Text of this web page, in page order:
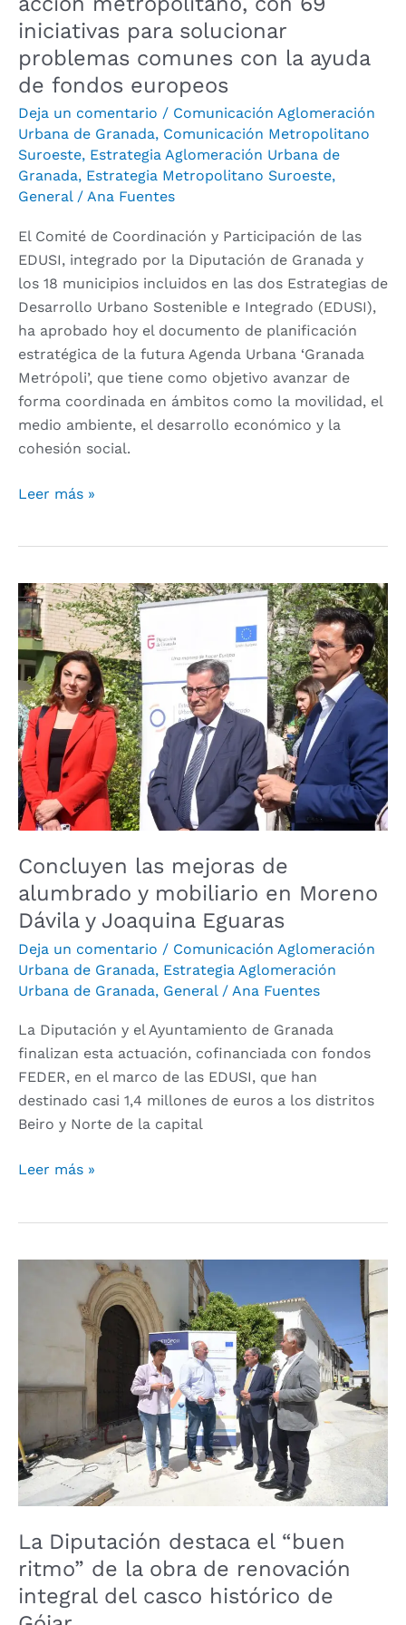
iniciativas para solucionar
problemas comunes con la ayuda
de fondos europeos
Deja un comentario / Comunicación Aglomeración
Urbana de Granada, Comunicación Metropolitano
Suroeste, Estrategia Aglomeración Urbana de
Granada, Estrategia Metropolitano Suroeste,
General/ Ana Fuentes
El Comité de Coordinación y Participación de las
EDUSI, integrado por la Diputación de Granada y
los 18 municipios incluidos en las dos Estrategias de
Desarrollo Urbano Sostenible e Integrado (EDUSI),
ha aprobado hoy el documento de planificación
estratégica de la futura Agenda Urbana ‘Granada
Metrópoli’, que tiene como objetivo avanzar de
forma coordinada en ámbitos como la movilidad, el
medio ambiente, el desarrollo económico y la
cohesión social.
comunes
con
la
ayuda
de
fondos
europeos
Leer más »
Concluyen las mejoras de
alumbrado y mobiliario en Moreno
Dávila y Joaquina Eguaras
Deja un comentario / Comunicación Aglomeración
Urbana de Granada, Estrategia Aglomeración
Urbana de Granada, General / Ana Fuentes
La Diputación y el Ayuntamiento de Granada
finalizan esta actuación, cofinanciada con fondos
FEDER, en el marco de las EDUSI, que han
destinado casi 1,4 millones de euros a los distritos
Beiro y Norte de la capital
Concluyen
las
mejoras
de
alumbrado
y
mobiliario
en
Moreno
Dávila
y
Joaquina
Eguaras
Leer más »
La Diputación destaca el “buen
ritmo” de la obra de renovación
integral del casco histórico de
Diputación
ritmo”
la
obra
de
renovación
del
casco
histórico